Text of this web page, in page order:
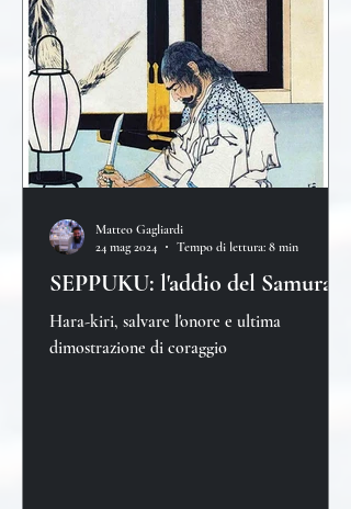
SEPPUKU: l'addio del Samurai
Hara-kiri, salvare l'onore e ultima
dimostrazione di coraggio
Matteo Gagliardi
24 mag 2024
Tempo di lettura: 8 min